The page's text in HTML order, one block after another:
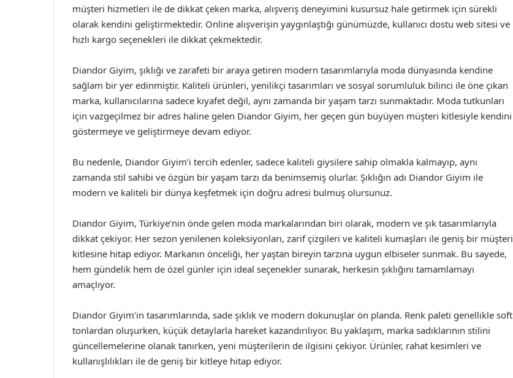
müşteri hizmetleri ile de dikkat çeken marka, alışveriş deneyimini kusursuz hale getirmek için sürekli
olarak kendini geliştirmektedir. Online alışverişin yaygınlaştığı günümüzde, kullanıcı dostu web sitesi ve
hızlı kargo seçenekleri ile dikkat çekmektedir.
Diandor Giyim, şıklığı ve zarafeti bir araya getiren modern tasarımlarıyla moda dünyasında kendine
sağlam bir yer edinmiştir. Kaliteli ürünleri, yenilikçi tasarımları ve sosyal sorumluluk bilinci ile öne çıkan
marka, kullanıcılarına sadece kıyafet değil, aynı zamanda bir yaşam tarzı sunmaktadır. Moda tutkunları
için vazgeçilmez bir adres haline gelen Diandor Giyim, her geçen gün büyüyen müşteri kitlesiyle kendini
göstermeye ve geliştirmeye devam ediyor.
Bu nedenle, Diandor Giyim’i tercih edenler, sadece kaliteli giysilere sahip olmakla kalmayıp, aynı
zamanda stil sahibi ve özgün bir yaşam tarzı da benimsemiş olurlar. Şıklığın adı Diandor Giyim ile
modern ve kaliteli bir dünya keşfetmek için doğru adresi bulmuş olursunuz.
Diandor Giyim, Türkiye’nin önde gelen moda markalarından biri olarak, modern ve şık tasarımlarıyla
dikkat çekiyor. Her sezon yenilenen koleksiyonları, zarif çizgileri ve kaliteli kumaşları ile geniş bir müşteri
kitlesine hitap ediyor. Markanın önceliği, her yaştan bireyin tarzına uygun elbiseler sunmak. Bu sayede,
hem gündelik hem de özel günler için ideal seçenekler sunarak, herkesin şıklığını tamamlamayı
amaçlıyor.
Diandor Giyim’in tasarımlarında, sade şıklık ve modern dokunuşlar ön planda. Renk paleti genellikle soft
tonlardan oluşurken, küçük detaylarla hareket kazandırılıyor. Bu yaklaşım, marka sadıklarının stilini
güncellemelerine olanak tanırken, yeni müşterilerin de ilgisini çekiyor. Ürünler, rahat kesimleri ve
kullanışlılıkları ile de geniş bir kitleye hitap ediyor.